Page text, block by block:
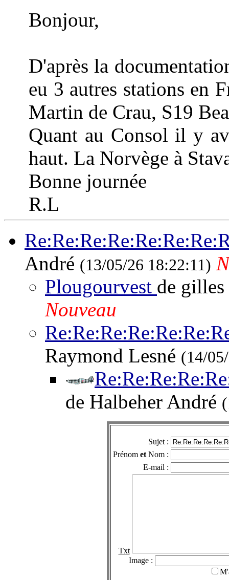
Bonjour,
D'après la
eu 3 autres stations en
Martin de Crau, S19
Quant au Consol il y
haut. La Norvège à
Bonne journée
R.L
André (13/05/26 18:22:11)
Plougourvest de
Nouveau
Raymond Lesné (14/
de Halbeher André
Sujet :
Prénom et Nom :
E-mail :
Txt
Image :